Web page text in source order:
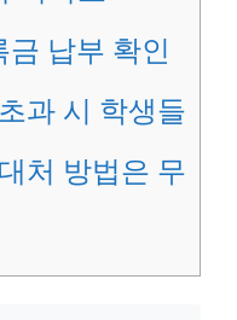
금 납부 확인
과 시 학생들
처 방법은 무